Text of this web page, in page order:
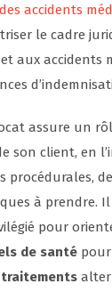
accidents
le cadre
aux accidents
assure un
son client, en
procédurales,
à prendre.
pour
de santé
traitements